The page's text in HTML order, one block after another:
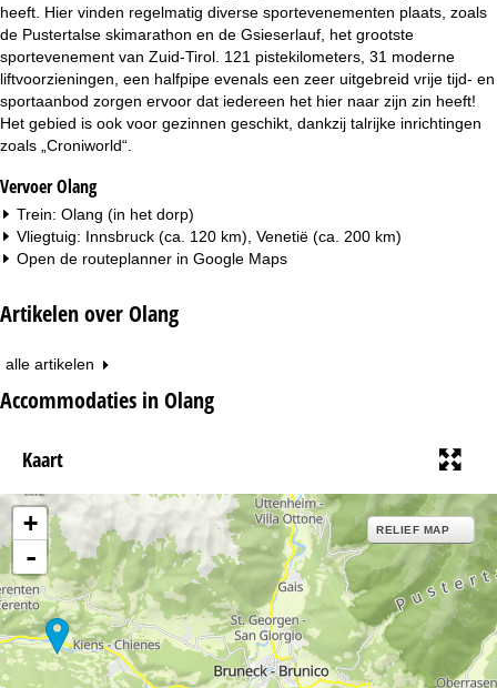
heeft. Hier vinden regelmatig diverse sportevenementen plaats, zoals
de Pustertalse skimarathon en de Gsieserlauf, het grootste
sportevenement van Zuid-Tirol. 121 pistekilometers, 31 moderne
liftvoorzieningen, een halfpipe evenals een zeer uitgebreid vrije tijd- en
sportaanbod zorgen ervoor dat iedereen het hier naar zijn zin heeft!
Het gebied is ook voor gezinnen geschikt, dankzij talrijke inrichtingen
zoals „Croniworld“.
Vervoer Olang
Trein: Olang (in het dorp)
Vliegtuig: Innsbruck (ca. 120 km), Venetië (ca. 200 km)
Open de routeplanner in Google Maps
Artikelen over Olang
alle artikelen
Accommodaties in Olang
Kaart
+
-
RELIEF MAP